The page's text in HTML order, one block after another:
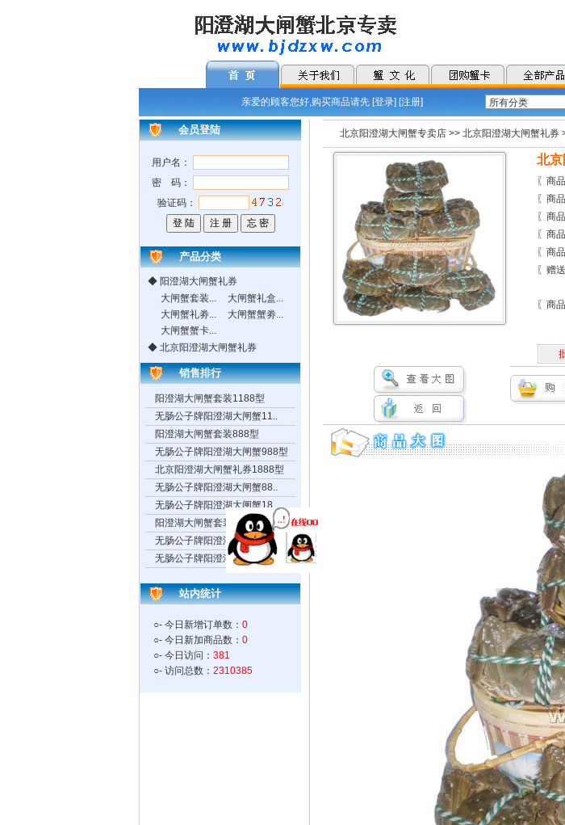
亲爱的顾客您好,购买商品请先 [登录] [注册]
会员登陆
用户名：
密 码：
验证码：
产品分类
◆ 阳澄湖大闸蟹礼券
大闸蟹套装...
大闸蟹礼盒...
大闸蟹礼劵...
大闸蟹蟹劵...
大闸蟹蟹卡...
◆ 北京阳澄湖大闸蟹礼券
销售排行
阳澄湖大闸蟹套装1188型
无肠公子牌阳澄湖大闸蟹11..
阳澄湖大闸蟹套装888型
无肠公子牌阳澄湖大闸蟹988型
北京阳澄湖大闸蟹礼券1888型
无肠公子牌阳澄湖大闸蟹88..
无肠公子牌阳澄湖大闸蟹18..
阳澄湖大闸蟹套装1388型
无肠公子牌阳澄湖大闸蟹58..
无肠公子牌阳澄湖大闸蟹18..
站内统计
○- 今日新增订单数： 0
○- 今日新加商品数： 0
○- 今日访问： 381
○- 访问总数： 2310385
北京阳澄湖大闸蟹专卖店 >> 北京阳澄湖大闸蟹礼券
北
〖商
〖商
〖商
〖商
〖商
〖赠
〖商